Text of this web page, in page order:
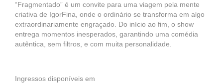
“Fragmentado” é um convite para uma viagem pela mente
criativa de IgorFina, onde o ordinário se transforma em algo
extraordinariamente engraçado. Do início ao fim, o show
entrega momentos inesperados, garantindo uma comédia
autêntica, sem filtros, e com muita personalidade.
Ingressos disponíveis em